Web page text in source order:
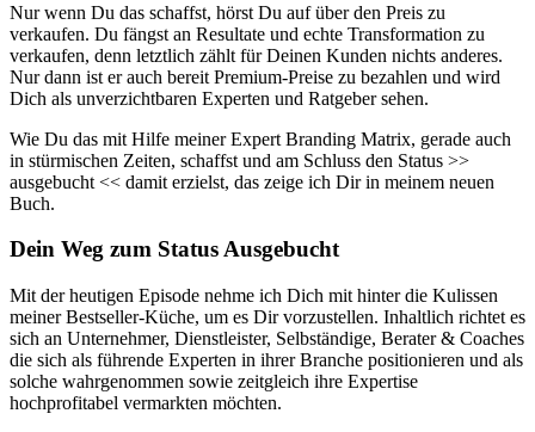
Nur wenn Du das schaffst, hörst Du auf über den Preis zu
verkaufen. Du fängst an Resultate und echte Transformation zu
verkaufen, denn letztlich zählt für Deinen Kunden nichts anderes.
Nur dann ist er auch bereit Premium-Preise zu bezahlen und wird
Dich als unverzichtbaren Experten und Ratgeber sehen.
Wie Du das mit Hilfe meiner Expert Branding Matrix, gerade auch
in stürmischen Zeiten, schaffst und am Schluss den Status >>
ausgebucht << damit erzielst, das zeige ich Dir in meinem neuen
Buch.
Dein Weg zum Status Ausgebucht
Mit der heutigen Episode nehme ich Dich mit hinter die Kulissen
meiner Bestseller-Küche, um es Dir vorzustellen. Inhaltlich richtet es
sich an Unternehmer, Dienstleister, Selbständige, Berater & Coaches
die sich als führende Experten in ihrer Branche positionieren und als
solche wahrgenommen sowie zeitgleich ihre Expertise
hochprofitabel vermarkten möchten.